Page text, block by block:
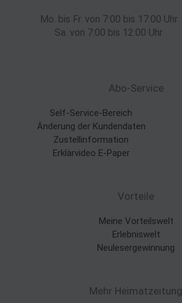
Mo. bis Fr. von 7:00 bis 17:00 Uhr
Sa. von 7:00 bis 12:00 Uhr
Abo-Service
Self-Service-Bereich
Änderung der Kundendaten
Zustellinformation
Erklärvideo E-Paper
Vorteile
Meine Vorteilswelt
Erlebniswelt
Neulesergewinnung
Mehr Heimatzeitung